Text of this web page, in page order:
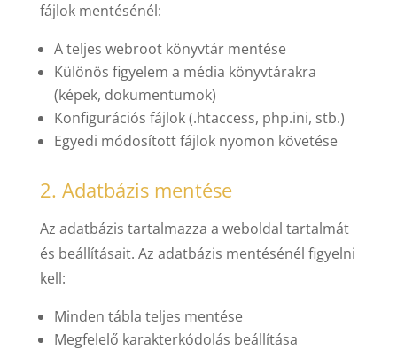
fájlok mentésénél:
A teljes webroot könyvtár mentése
Különös figyelem a média könyvtárakra
(képek, dokumentumok)
Konfigurációs fájlok (.htaccess, php.ini, stb.)
Egyedi módosított fájlok nyomon követése
2. Adatbázis mentése
Az adatbázis tartalmazza a weboldal tartalmát
és beállításait. Az adatbázis mentésénél figyelni
kell:
Minden tábla teljes mentése
Megfelelő karakterkódolás beállítása